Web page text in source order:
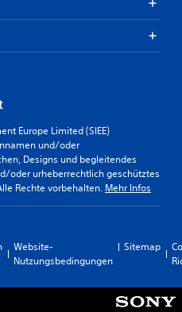
Europe Limited (SIEE)
und/oder
Designs und begleitendes
oder urheberrechtlich geschütztes
Rechte vorbehalten. Mehr Infos
Website-
Nutzungsbedingungen
Sitemap